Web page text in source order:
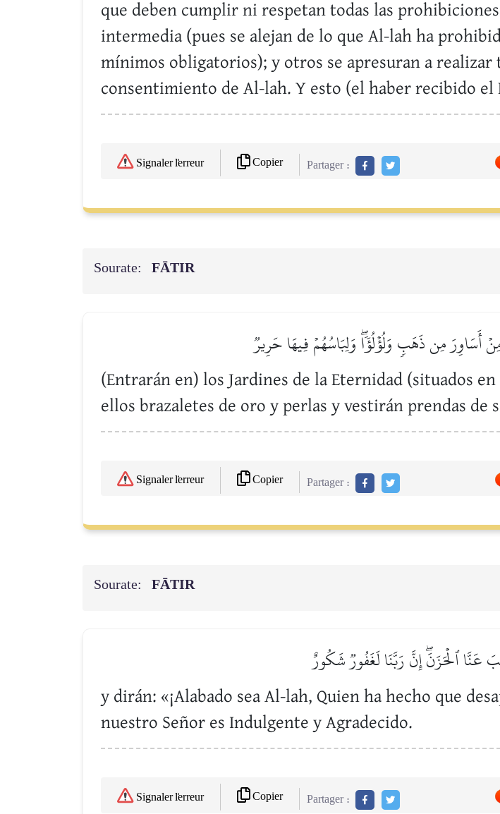
que deben cumplir ni respetan todas las
intermedia (pues se alejan de lo que Al-lah ha
mínimos obligatorios); y otros se apresuran a realizar
consentimiento de Al-lah. Y esto (el haber recibido
Signaler l'erreur Copier Partager :
Sourate: FĀTIR
مِن ذَهَبٖ وَلُؤۡلُؤٗاۖ وَلِبَاسُهُمۡ فِيهَا حَرِيرٞ
(Entrarán en) los Jardines de la Eternidad (situados
ellos brazaletes de oro y perlas y vestirán prendas de
Signaler l'erreur Copier Partager :
Sourate: FĀTIR
عَنَّا ٱلۡحَزَنَۖ إِنَّ رَبَّنَا لَغَفُورٞ شَكُورٌ
y dirán: «¡Alabado sea Al-lah, Quien ha hecho que
nuestro Señor es Indulgente y Agradecido.
Signaler l'erreur Copier Partager :